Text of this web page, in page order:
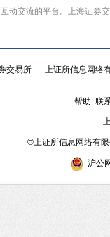
动交流的平台。上海证券
交易所 上证所信息网络
帮助| 联
©上证所信息网络有
沪公